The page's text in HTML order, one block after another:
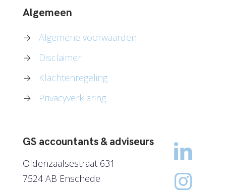
Algemeen
→
Algemene voorwaarden
→
Disclaimer
→
Klachtenregeling
→
Privacyverklaring
GS accountants & adviseurs
Oldenzaalsestraat 631
7524 AB Enschede